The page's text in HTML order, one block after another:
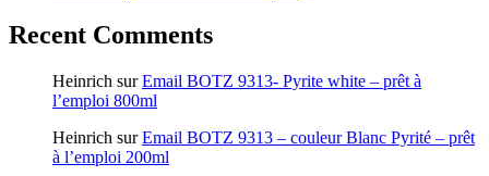
Recent Comments
Heinrich surEmail BOTZ 9313- Pyrite white – prêt à
l’emploi 800ml
Heinrich surEmail BOTZ 9313 – couleur Blanc Pyrité – prêt
à l’emploi 200ml